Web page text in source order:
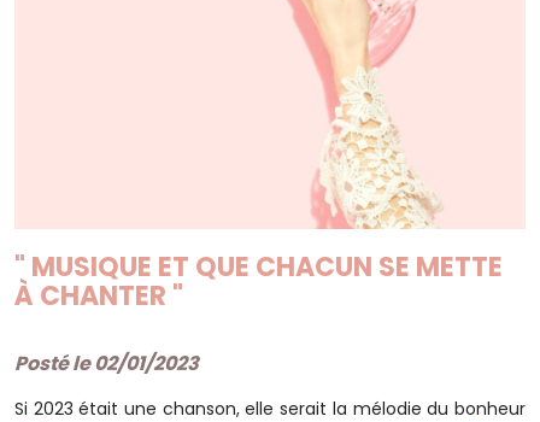
" MUSIQUE ET QUE CHACUN SE METTE
À CHANTER "
Posté le 02/01/2023
Si 2023 était une chanson, elle serait la mélodie du bonheur